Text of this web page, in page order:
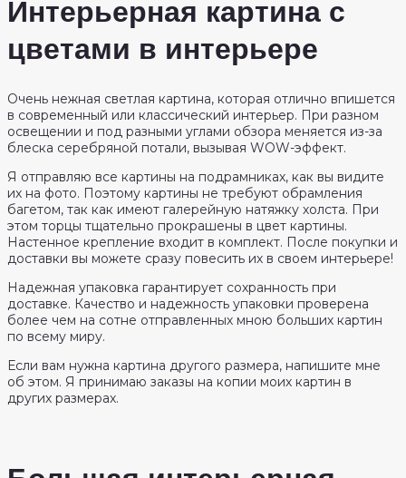
Интерьерная картина с
цветами в интерьере
Очень нежная светлая картина, которая отлично впишется
в современный или классический интерьер. При разном
освещении и под разными углами обзора меняется из-за
блеска серебряной потали, вызывая WOW-эффект.
Я отправляю все картины на подрамниках, как вы видите
их на фото. Поэтому картины не требуют обрамления
багетом, так как имеют галерейную натяжку холста. При
этом торцы тщательно прокрашены в цвет картины.
Настенное крепление входит в комплект. После покупки и
доставки вы можете сразу повесить их в своем интерьере!
Надежная упаковка гарантирует сохранность при
доставке. Качество и надежность упаковки проверена
более чем на сотне отправленных мною больших картин
по всему миру.
Если вам нужна картина другого размера, напишите мне
об этом. Я принимаю заказы на копии моих картин в
других размерах.